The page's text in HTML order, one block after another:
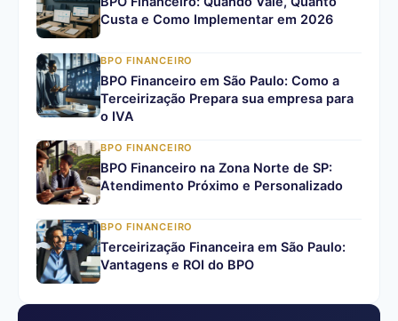
Custa e Como Implementar em 2026
BPO FINANCEIRO
BPO Financeiro em São Paulo: Como a
Terceirização Prepara sua empresa para
o IVA
BPO FINANCEIRO
BPO Financeiro na Zona Norte de SP:
Atendimento Próximo e Personalizado
BPO FINANCEIRO
Terceirização Financeira em São Paulo:
Vantagens e ROI do BPO